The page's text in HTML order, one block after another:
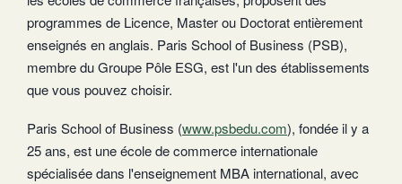
programmes de Licence, Master ou Doctorat entièrement
enseignés en anglais. Paris School of Business (PSB),
membre du Groupe Pôle ESG, est l'un des établissements
que vous pouvez choisir.
Paris School of Business (www.psbedu.com), fondée il y a
25 ans, est une école de commerce internationale
spécialisée dans l'enseignement MBA international, avec